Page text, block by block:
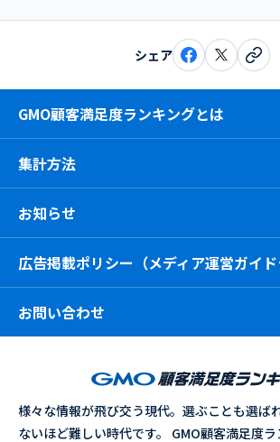
シェア
GMO顧客満足度ランキングとは
集計方法
お知らせ
広告掲載ポリシー（メディア運営ガイド
お問い合わせ
様々な情報が飛び交う現代。選ぶことも選ば
ないほど難しい時代です。 GMO顧客満足度